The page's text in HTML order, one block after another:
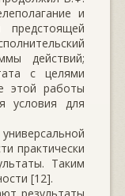
и
действий;
с целями
этой работы
условия для
практически
Таким
[12].